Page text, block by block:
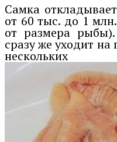
Самка
от 60 тыс. до 1
от размера
сразу же уходит